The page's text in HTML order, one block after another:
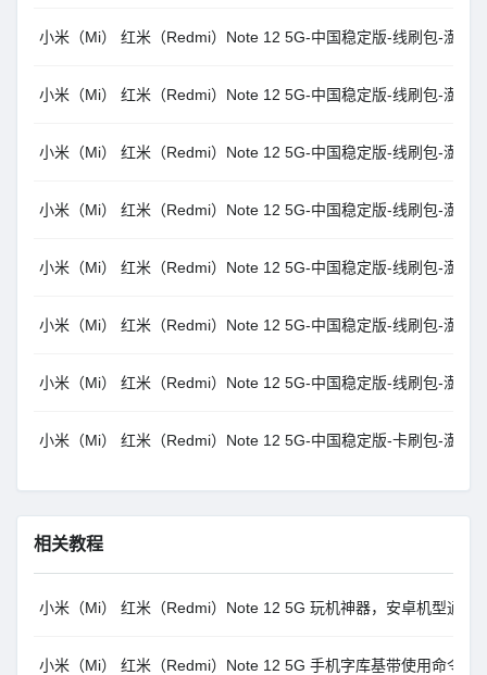
小米（Mi） 红米（Redmi）Note 12 5G-中国稳定版-线刷包-澎湃
小米（Mi） 红米（Redmi）Note 12 5G-中国稳定版-线刷包-澎湃
小米（Mi） 红米（Redmi）Note 12 5G-中国稳定版-线刷包-澎湃
小米（Mi） 红米（Redmi）Note 12 5G-中国稳定版-线刷包-澎湃
小米（Mi） 红米（Redmi）Note 12 5G-中国稳定版-线刷包-澎湃
小米（Mi） 红米（Redmi）Note 12 5G-中国稳定版-线刷包-澎湃
小米（Mi） 红米（Redmi）Note 12 5G-中国稳定版-线刷包-澎湃
小米（Mi） 红米（Redmi）Note 12 5G-中国稳定版-卡刷包-澎湃
相关教程
小米（Mi） 红米（Redmi）Note 12 5G 玩机神器，安卓机型通用
小米（Mi） 红米（Redmi）Note 12 5G 手机字库基带使用命令备